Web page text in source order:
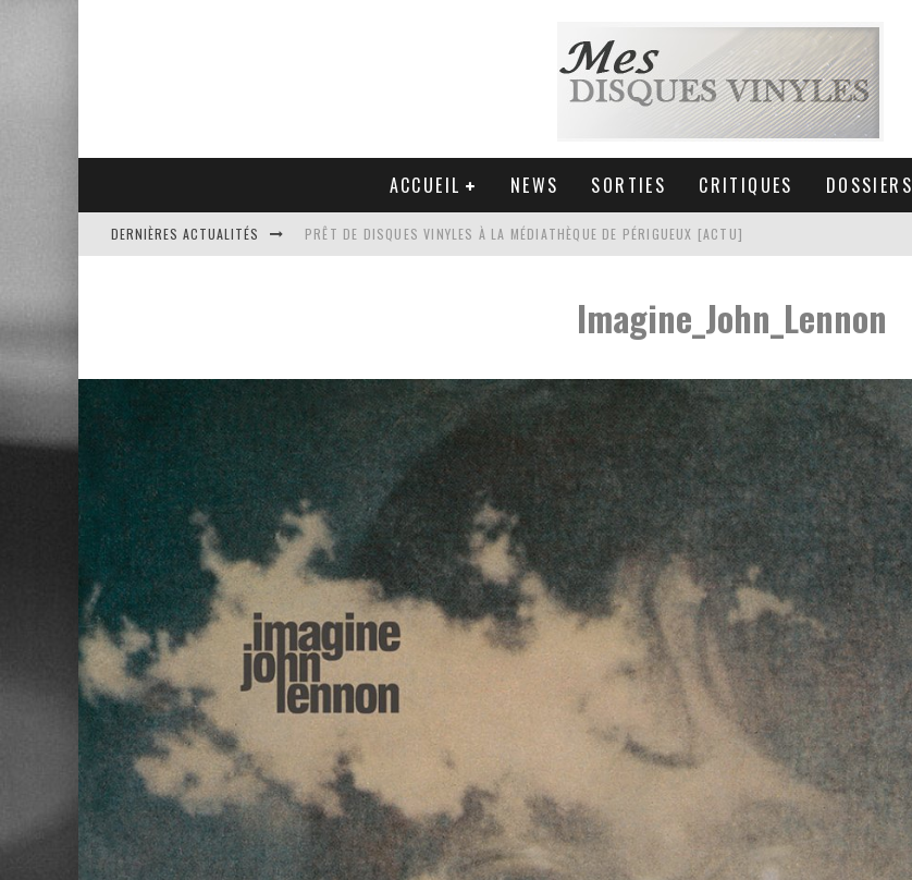
ACCUEIL NEWS SORTIES CRITIQUES DOSSIERS
DERNIÈRES ACTUALITÉS PRÊT DE DISQUES VINYLES À LA MÉDIATHÈQUE DE PÉRIGUEUX [ACTU]
VENTE AUX ENCHÈRES D'UNE COLLECTION DE 6000 VINYLESImagine_John_Lennon